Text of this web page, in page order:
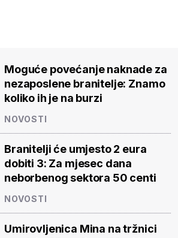
Moguće povećanje naknade za
nezaposlene branitelje: Znamo
koliko ih je na burzi
NOVOSTI
Branitelji će umjesto 2 eura
dobiti 3: Za mjesec dana
neborbenog sektora 50 centi
NOVOSTI
Umirovljenica Mina na tržnici